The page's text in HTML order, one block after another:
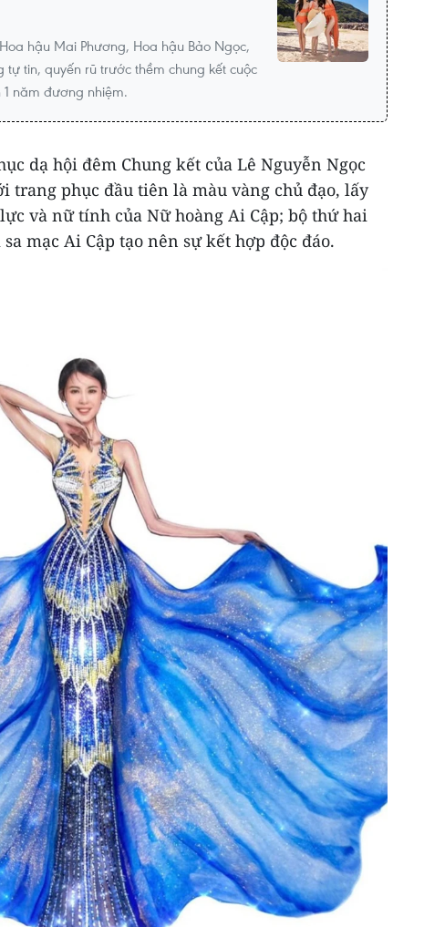
hậu Mai Phương, Hoa hậu Bảo Ngọc,
tự tin, quyến rũ trước thềm chung kết cuộc
năm đương nhiệm.
dạ hội đêm Chung kết của Lê Nguyễn Ngọc
trang phục đầu tiên là màu vàng chủ đạo, lấy
và nữ tính của Nữ hoàng Ai Cập; bộ thứ hai
mạc Ai Cập tạo nên sự kết hợp độc đáo.